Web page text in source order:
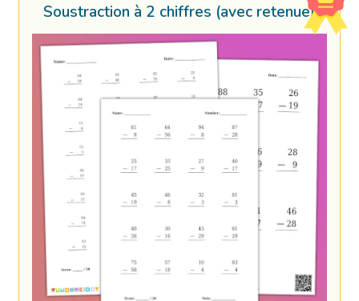
Soustraction à 2 chiffres (avec retenue)